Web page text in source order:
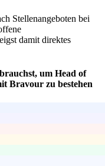
Stellenangeboten bei
damit direktes
um Head of
Bravour zu bestehen